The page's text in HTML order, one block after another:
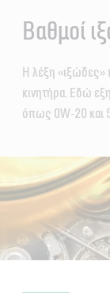
Βαθμοί
Η λέξη «ιξώδες»
κινητήρα. Εδώ
όπως 0W-20 και